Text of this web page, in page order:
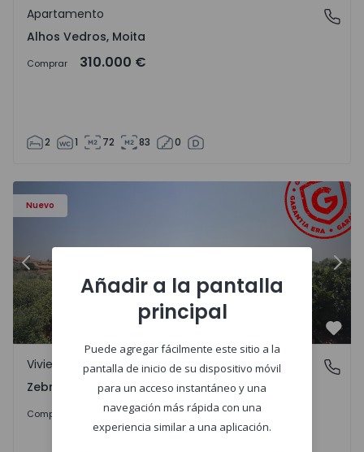
Alhos Vedros, Moita
Apartamento
Alhos Vedros, Moita
Comprar 310.000 €
2 1 72 83 0
Nuevo
- 1566201 - 43
Vivienda Adosada T4 Idanha-a-Nova, Zebreira e Segura -
Anterior
Zebreira e Segura, Castelo Branco
Vivienda Adosada
Zebreira e Segura, Castelo Branco
Comprar 79.000 €
Añadir a la pantalla
principal
Puede agregar fácilmente este sitio a la
pantalla de inicio de su dispositivo móvil
para un acceso instantáneo y una
navegación más rápida con una
experiencia similar a una aplicación.